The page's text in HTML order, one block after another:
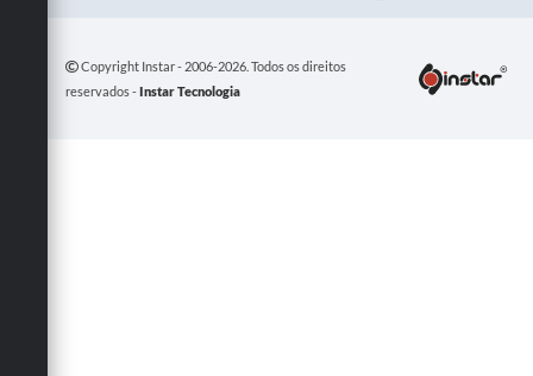
Copyright Instar - 2006-2026. Todos os direitos
reservados -Instar Tecnologia